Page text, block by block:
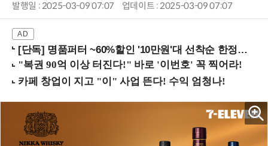
발행일 : 2025-03-09 07:07 업데이트 : 2025-03-09 07:07
[단독] 명품퍼터 ~60%할인 '10만원'대 선착순 한정판매!